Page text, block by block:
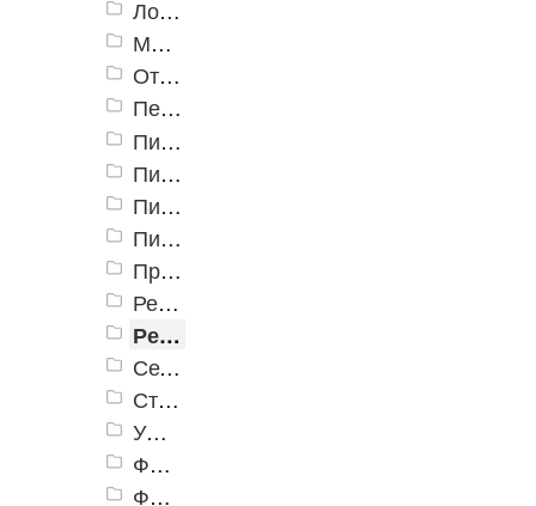
Лобзики
Миксеры (электро)
Отбойные молотки
Перфораторы
Пилы сабельные
Пилы торцовочные
Пилы цепные
Пилы циркулярные
Принадлежности к электроинструменту
Резчики по бетону
Реноваторы
Сетевые шуруповерты
Степлеры и ножницы
УШМ (болгарки)
Фены
Фрезеры